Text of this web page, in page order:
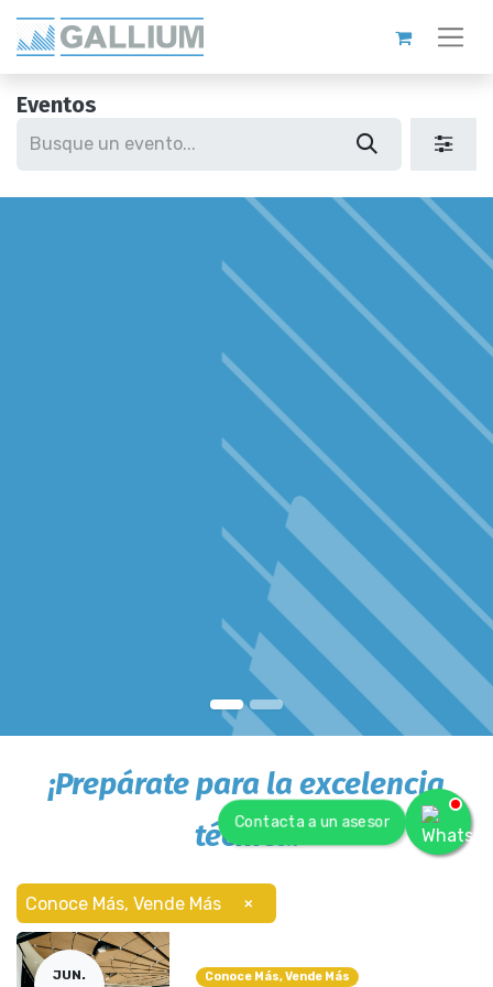
Eventos
¡Prepárate para la excelencia
técnica!
Conoce Más, Vende Más ×
JUN. Conoce Más, Vende Más
Contacta a un asesor